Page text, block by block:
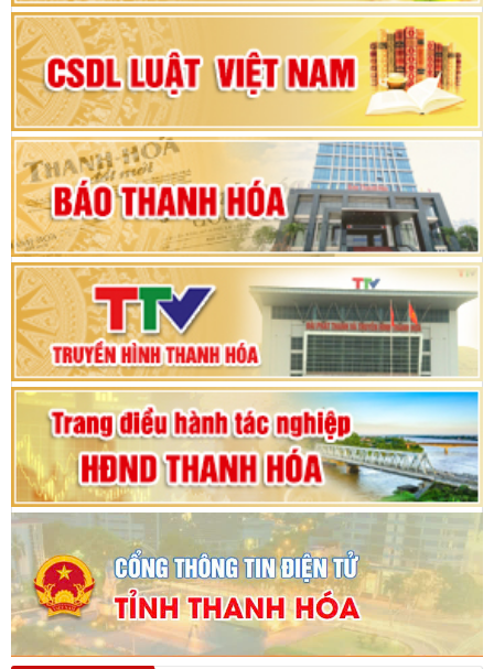
Đại hội Đảng bộ xã Yên Ninh lần thứ nhất,
nhiệm kỳ 2025 - 2030
Khai mạc Kỳ họp bất thường lần thứ 9, Quốc
hội khóa XV
Phiên thảo luận Kỳ họp thứ 24, HĐND tỉnh
Thanh Hóa khóa XVIII, nhiệm kỳ 2021 - 2026
Bế mạc Kỳ họp thứ hai bốn, Hội đồng nhân dân
tỉnh khoá XVIII